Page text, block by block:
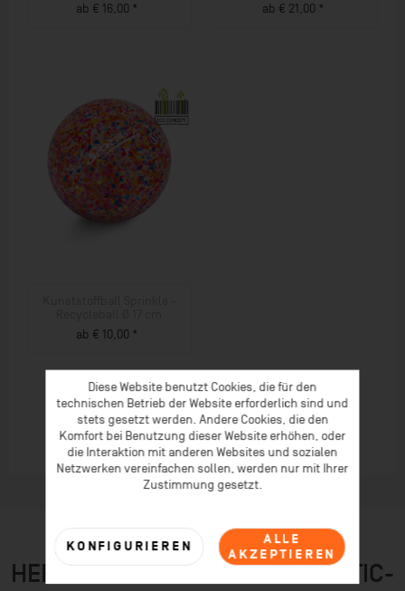
ab € 16,00 *
ab € 21,00 *
ab € 10,00 *
HER MIT DEM TOLLEN SPORTASTIC-
Diese Website benutzt Cookies, die für den
technischen Betrieb der Website erforderlich sind und
stets gesetzt werden. Andere Cookies, die den
Komfort bei Benutzung dieser Website erhöhen, oder
die Interaktion mit anderen Websites und sozialen
Netzwerken vereinfachen sollen, werden nur mit Ihrer
Zustimmung gesetzt.
ALLE
AKZEPTIEREN
KONFIGURIEREN